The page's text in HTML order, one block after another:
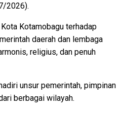
2026).
Kotamobagu terhadap
daerah dan lembaga
religius, dan penuh
unsur pemerintah, pimpinan
berbagai wilayah.